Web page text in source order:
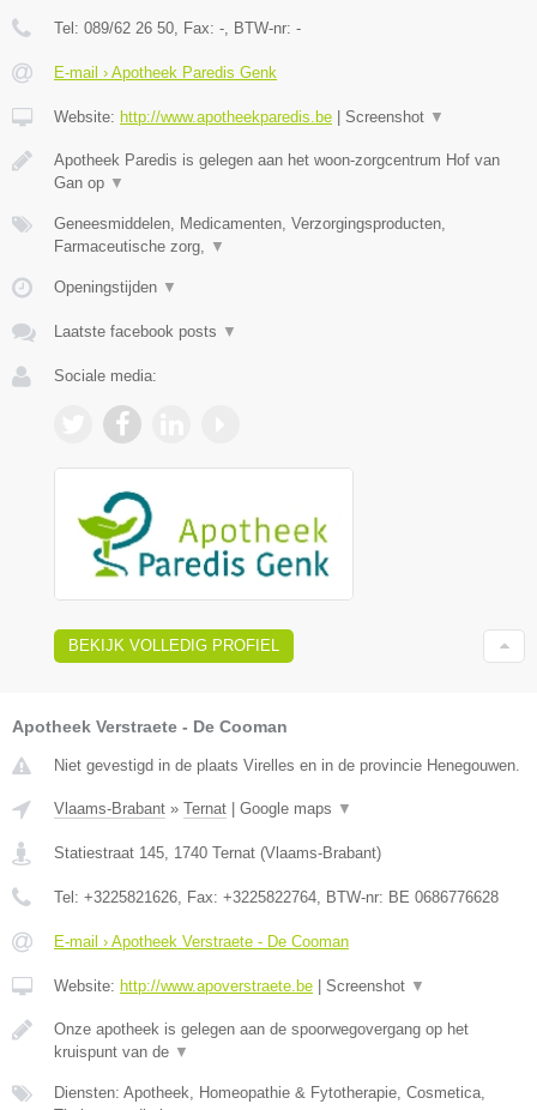
Tel: 089/62 26 50, Fax: -, BTW-nr: -
E-mail › Apotheek Paredis Genk
Website: http://www.apotheekparedis.be Screenshot ▼
Apotheek Paredis is gelegen aan het woon-zorgcentrum Hof van
Gan op ▼
Geneesmiddelen, Medicamenten, Verzorgingsproducten,
Farmaceutische zorg, ▼
Openingstijden ▼
Laatste facebook posts ▼
Sociale media:
BEKIJK VOLLEDIG PROFIEL
Apotheek Verstraete - De Cooman
Niet gevestigd in de plaats Virelles en in de provincie Henegouwen.
Vlaams-Brabant » Ternat Google maps ▼
Statiestraat 145, 1740 Ternat (Vlaams-Brabant)
Tel: +3225821626, Fax: +3225822764, BTW-nr: BE 0686776628
E-mail › Apotheek Verstraete - De Cooman
Website: http://www.apoverstraete.be Screenshot ▼
Onze apotheek is gelegen aan de spoorwegovergang op het
kruispunt van de ▼
Diensten: Apotheek, Homeopathie & Fytotherapie, Cosmetica,